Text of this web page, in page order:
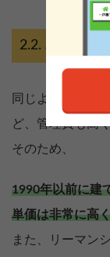
バブル期
同じような分譲
ど、管理費も高
そのため、
1990年以前に建
単価は非常に高
また、リーマン